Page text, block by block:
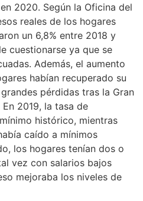
2020. Según la Oficina del
reales de los hogares
un 6,8% entre 2018 y
cuestionarse ya que se
Además, el aumento
habían recuperado su
pérdidas tras la Gran
2019, la tasa de
histórico, mientras
caído a mínimos
los hogares tenían dos o
vez con salarios bajos
mejoraba los niveles de